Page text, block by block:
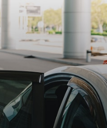
aéroport
retours, profitez d’un
vers les gares et
arriviez à l’heure, sans
Que vous voyagiez
moi gérer votre trajet
sur l’essentiel : votre